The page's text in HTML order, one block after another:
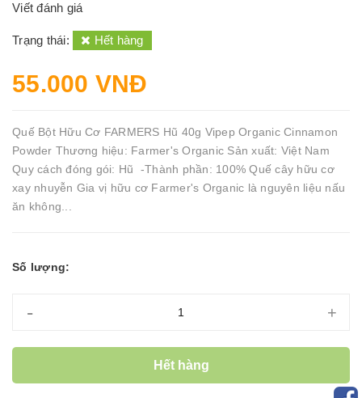
Viết đánh giá
Trạng thái: Hết hàng
55.000 VNĐ
Quế Bột Hữu Cơ FARMERS Hũ 40g Vipep Organic Cinnamon
Powder Thương hiệu: Farmer's Organic Sản xuất: Việt Nam
Quy cách đóng gói: Hũ -Thành phần: 100% Quế cây hữu cơ
xay nhuyễn Gia vị hữu cơ Farmer's Organic là nguyên liệu nấu
ăn không...
Số lượng:
- +
Hết hàng